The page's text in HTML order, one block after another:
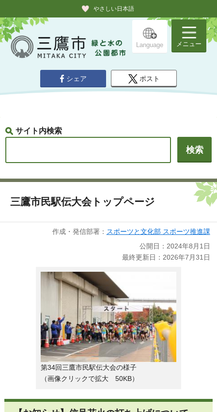
やさしい日本語
Language メニュー
シェア ポスト
サイト内検索
三鷹市民駅伝大会トップページ
作成・発信部署： スポーツと文化部 スポーツ推進課
公開日：2024年8月1日
最終更新日：2026年7月31日
第34回三鷹市民駅伝大会の様子
（画像クリックで拡大 50KB）